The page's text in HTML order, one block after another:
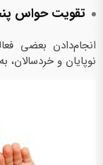
تقویت حواس
انجام‌دادن بعضی
نوپایان و